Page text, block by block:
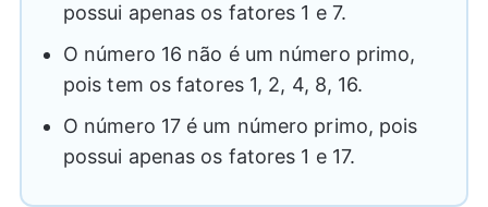
possui apenas os fatores 1 e 7.
O número 16 não é um número primo,
pois tem os fatores 1, 2, 4, 8, 16.
O número 17 é um número primo, pois
possui apenas os fatores 1 e 17.